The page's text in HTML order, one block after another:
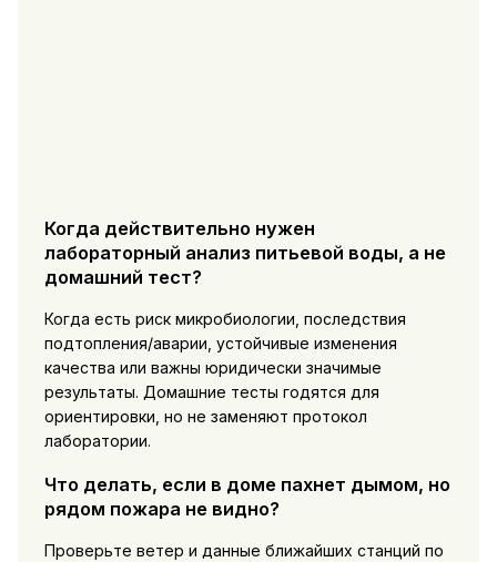
Когда действительно нужен
лабораторный анализ питьевой воды, а не
домашний тест?
Когда есть риск микробиологии, последствия
подтопления/аварии, устойчивые изменения
качества или важны юридически значимые
результаты. Домашние тесты годятся для
ориентировки, но не заменяют протокол
лаборатории.
Что делать, если в доме пахнет дымом, но
рядом пожара не видно?
Проверьте ветер и данные ближайших станций по